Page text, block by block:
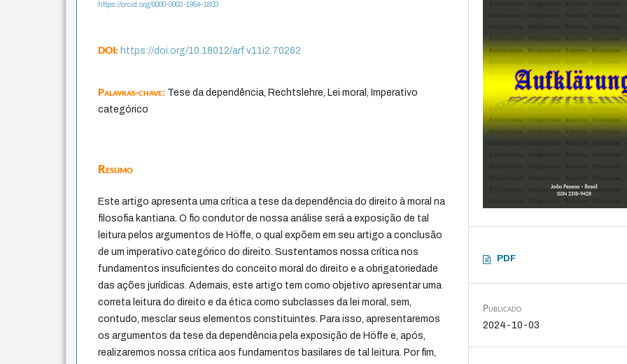
https://orcid.org/0000-0003-1954-1803
DOI:https://doi.org/10.18012/arf.v11i2.70262
Palavras-chave: Tese da dependência, Rechtslehre, Lei moral, Imperativo
categórico
Resumo
Este artigo apresenta uma crítica a tese da dependência do direito à moral na
filosofia kantiana. O fio condutor de nossa análise será a exposição de tal
leitura pelos argumentos de Höffe, o qual expõem em seu artigo a conclusão
de um imperativo categórico do direito. Sustentamos nossa crítica nos
fundamentos insuficientes do conceito moral do direito e a obrigatoriedade
das ações jurídicas. Ademais, este artigo tem como objetivo apresentar uma
correta leitura do direito e da ética como subclasses da lei moral, sem,
contudo, mesclar seus elementos constituintes. Para isso, apresentaremos
os argumentos da tese da dependência pela exposição de Höffe e, após,
realizaremos nossa crítica aos fundamentos basilares de tal leitura. Por fim,
PDF
Publicado
2024-10-03